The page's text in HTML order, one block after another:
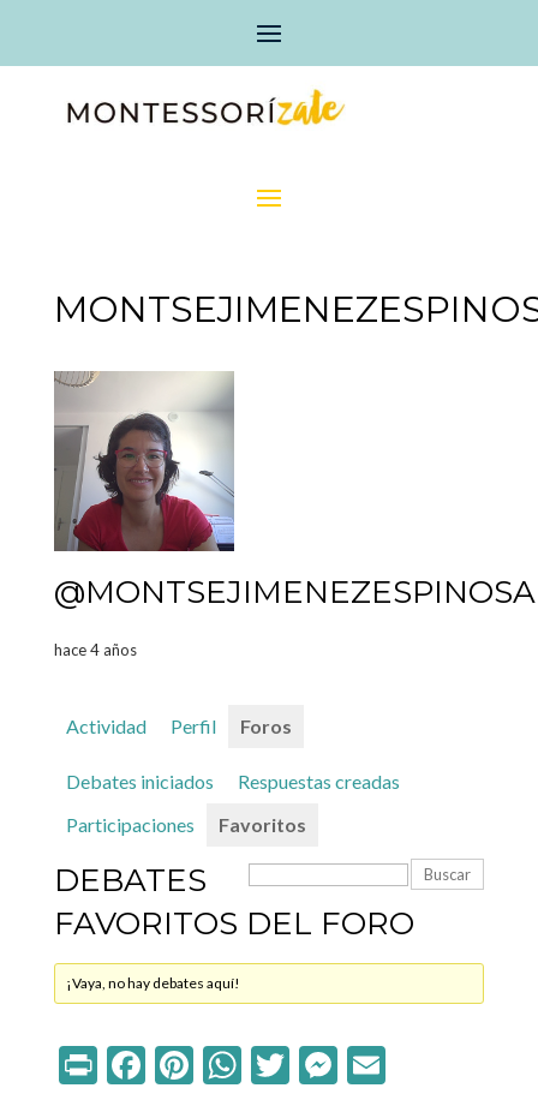
@MONTSEJIMENEZESPINOSA
hace 4 años
Actividad Perfil Foros
Debates iniciados
Respuestas creadas
Participaciones
Favoritos
DEBATES
FAVORITOS DEL FORO
¡Vaya, no hay debates aquí!
PrintFacebook
Pinterest
WhatsApp
Twitter
Messenger
Email